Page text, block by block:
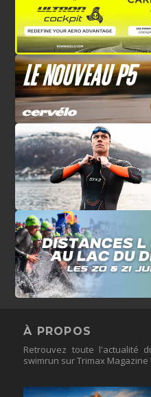
À PROPOS
Retrouvez toute l'actualité
swimrun sur Trimax Magazine !